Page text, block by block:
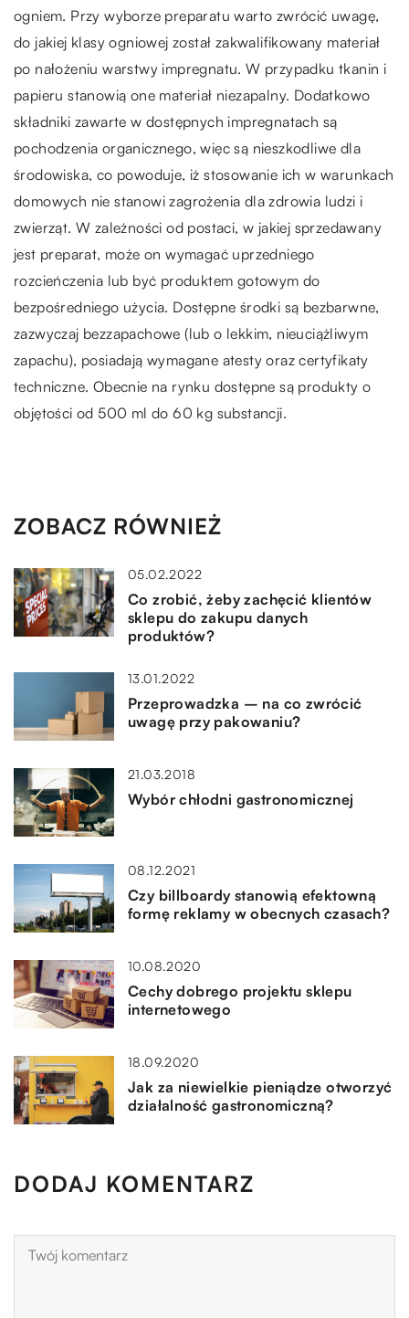
ogniem. Przy wyborze preparatu warto zwrócić uwagę,
do jakiej klasy ogniowej został zakwalifikowany materiał
po nałożeniu warstwy impregnatu. W przypadku tkanin i
papieru stanowią one materiał niezapalny. Dodatkowo
składniki zawarte w dostępnych impregnatach są
pochodzenia organicznego, więc są nieszkodliwe dla
środowiska, co powoduje, iż stosowanie ich w warunkach
domowych nie stanowi zagrożenia dla zdrowia ludzi i
zwierząt. W zależności od postaci, w jakiej sprzedawany
jest preparat, może on wymagać uprzedniego
rozcieńczenia lub być produktem gotowym do
bezpośredniego użycia. Dostępne środki są bezbarwne,
zazwyczaj bezzapachowe (lub o lekkim, nieuciążliwym
zapachu), posiadają wymagane atesty oraz certyfikaty
techniczne. Obecnie na rynku dostępne są produkty o
objętości od 500 ml do 60 kg substancji.
ZOBACZ RÓWNIEŻ
05.02.2022
Co zrobić, żeby zachęcić klientów
sklepu do zakupu danych
produktów?
13.01.2022
Przeprowadzka – na co zwrócić
uwagę przy pakowaniu?
21.03.2018
Wybór chłodni gastronomicznej
08.12.2021
Czy billboardy stanowią efektowną
formę reklamy w obecnych czasach?
10.08.2020
Cechy dobrego projektu sklepu
internetowego
18.09.2020
Jak za niewielkie pieniądze otworzyć
działalność gastronomiczną?
DODAJ KOMENTARZ